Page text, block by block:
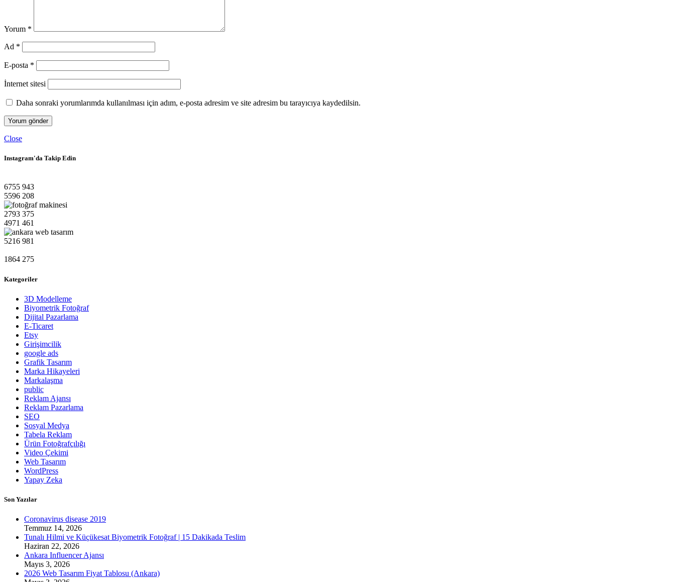
Yorum *
Ad *
E-posta *
İnternet sitesi
Daha sonraki yorumlarımda kullanılması için adım, e-posta adresim ve site adresim bu tarayıcıya kaydedilsin.
Close
Instagram'da Takip Edin
6755 943
5596 208
2793 375
4971 461
5216 981
1864 275
Kategoriler
3D Modelleme
Biyometrik Fotoğraf
Dijital Pazarlama
E-Ticaret
Etsy
Girişimcilik
google ads
Grafik Tasarım
Marka Hikayeleri
Markalaşma
public
Reklam Ajansı
Reklam Pazarlama
SEO
Sosyal Medya
Tabela Reklam
Ürün Fotoğrafçılığı
Video Çekimi
Web Tasarım
WordPress
Yapay Zeka
Son Yazılar
Coronavirus disease 2019
Temmuz 14, 2026
Tunalı Hilmi ve Küçükesat Biyometrik Fotoğraf | 15 Dakikada Teslim
Haziran 22, 2026
Ankara Influencer Ajansı
Mayıs 3, 2026
2026 Web Tasarım Fiyat Tablosu (Ankara)